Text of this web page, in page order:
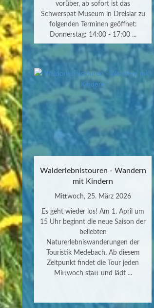
vorüber, ab sofort ist das
Schwerspat Museum in Dreislar zu
folgenden Terminen geöffnet:
Donnerstag: 14:00 - 17:00 ...
Walderlebnistouren - Wandern
mit Kindern
Mittwoch, 25. März 2026
Es geht wieder los! Am 1. April um
15 Uhr beginnt die neue Saison der
beliebten
Naturerlebniswanderungen der
Touristik Medebach. Ab diesem
Zeitpunkt findet die Tour jeden
Mittwoch statt und lädt ...